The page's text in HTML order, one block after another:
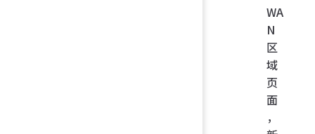
WA
N
区
域
页
面
，